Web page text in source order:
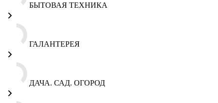
БЫТОВАЯ ТЕХНИКА
ГАЛАНТЕРЕЯ
ДАЧА. САД. ОГОРОД